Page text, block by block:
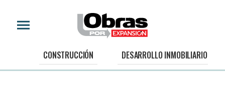
CONSTRUCCIÓN DESARROLLO INMOBILIARIO